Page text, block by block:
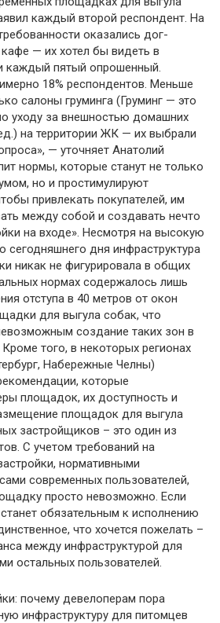
каждый второй респондент. На
оказались дог-
— их хотел бы видеть в
каждый пятый опрошенный.
18% респондентов. Меньше
салоны груминга (Груминг — это
уходу за внешностью домашних
на территории ЖК — их выбрали
— уточняет Анатолий
нормы, которые станут не только
но и простимулируют
привлекать покупателей, им
между собой и создавать нечто
на входе». Несмотря на высокую
сегодняшнего дня инфраструктура
никак не фигурировала в общих
нормах содержалось лишь
отступа в 40 метров от окон
для выгула собак, что
создание таких зон в
того, в некоторых регионах
Набережные Челны)
которые
площадок, их доступность и
площадок для выгула
застройщиков – это один из
С учетом требований на
нормативными
современных пользователей,
просто невозможно. Если
обязательным к исполнению
что хочется пожелать –
между инфраструктурой для
остальных пользователей.